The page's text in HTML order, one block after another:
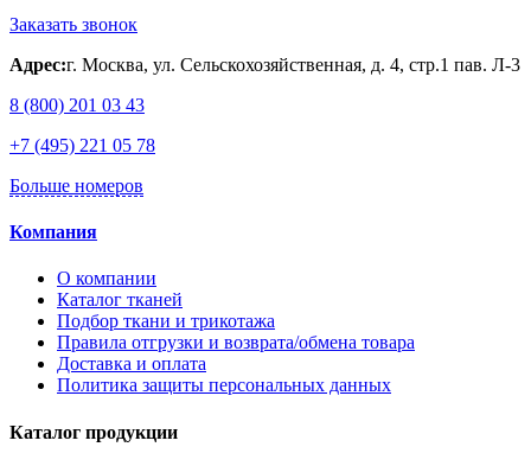
Заказать звонок
Адрес:г. Москва, ул. Сельскохозяйственная, д. 4, стр.1 пав. Л-3
8 (800) 201 03 43
+7 (495) 221 05 78
Больше номеров
Компания
О компании
Каталог тканей
Подбор ткани и трикотажа
Правила отгрузки и возврата/обмена товара
Доставка и оплата
Политика защиты персональных данных
Каталог продукции